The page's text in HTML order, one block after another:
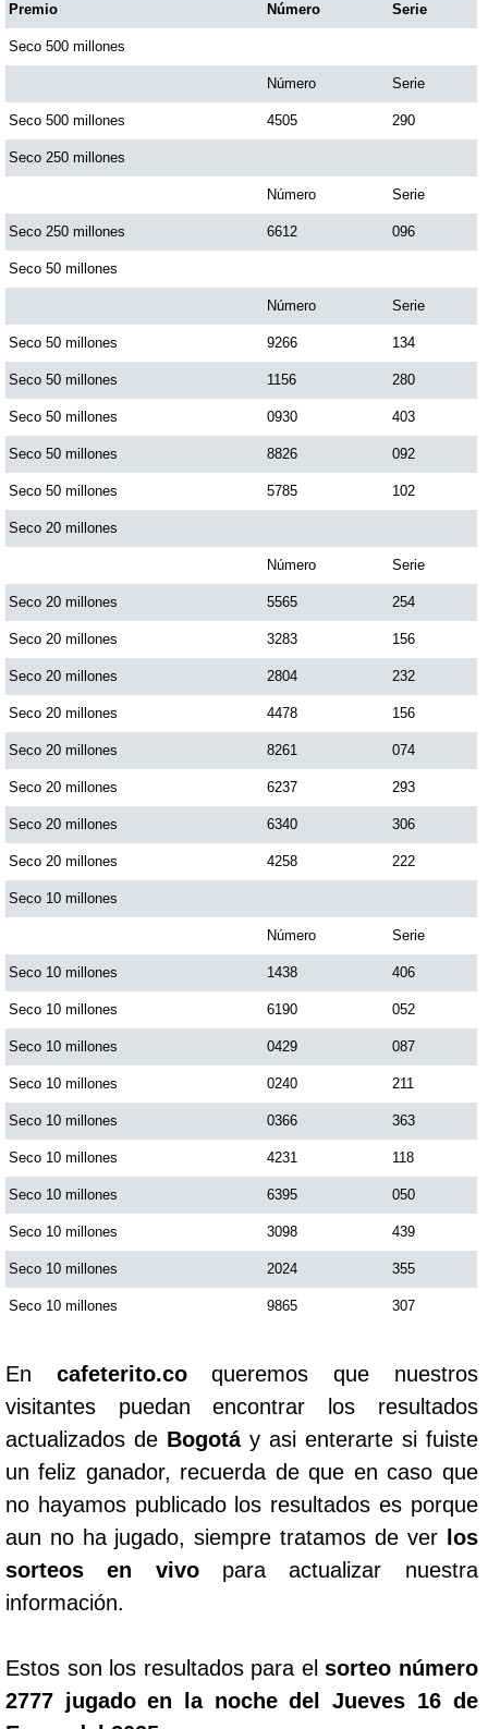
Premio Número Serie
Seco 500 millones
Número Serie
Seco 500 millones 4505 290
Seco 250 millones
Número Serie
Seco 250 millones 6612 096
Seco 50 millones
Número Serie
Seco 50 millones 9266 134
Seco 50 millones 1156 280
Seco 50 millones 0930 403
Seco 50 millones 8826 092
Seco 50 millones 5785 102
Seco 20 millones
Número Serie
Seco 20 millones 5565 254
Seco 20 millones 3283 156
Seco 20 millones 2804 232
Seco 20 millones 4478 156
Seco 20 millones 8261 074
Seco 20 millones 6237 293
Seco 20 millones 6340 306
Seco 20 millones 4258 222
Seco 10 millones
Número Serie
Seco 10 millones 1438 406
Seco 10 millones 6190 052
Seco 10 millones 0429 087
Seco 10 millones 0240 211
Seco 10 millones 0366 363
Seco 10 millones 4231 118
Seco 10 millones 6395 050
Seco 10 millones 3098 439
Seco 10 millones 2024 355
Seco 10 millones 9865 307
En cafeterito.coqueremos que nuestros
visitantes puedan encontrar los resultados
actualizados de Bogotáy asi enterarte si fuiste
un feliz ganador, recuerda de que en caso que
no hayamos publicado los resultados es porque
aun no ha jugado, siempre tratamos de ver
los
sorteos en vivopara actualizar nuestra
información.
Estos son los resultados para elsorteo número
2777 jugado en la noche del Jueves 16 de